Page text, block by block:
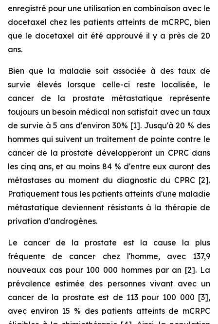
enregistré pour une utilisation en combinaison avec le
docetaxel chez les patients atteints de mCRPC, bien
que le docetaxel ait été approuvé il y a près de 20
ans.
Bien que la maladie soit associée à des taux de
survie élevés lorsque celle-ci reste localisée, le
cancer de la prostate métastatique représente
toujours un besoin médical non satisfait avec un taux
de survie à 5 ans d'environ 30% [1]. Jusqu'à 20 % des
hommes qui suivent un traitement de pointe contre le
cancer de la prostate développeront un CPRC dans
les cinq ans, et au moins 84 % d'entre eux auront des
métastases au moment du diagnostic du CPRC [2].
Pratiquement tous les patients atteints d'une maladie
métastatique deviennent résistants à la thérapie de
privation d'androgènes.
Le cancer de la prostate est la cause la plus
fréquente de cancer chez l'homme, avec 137,9
nouveaux cas pour 100 000 hommes par an [2]. La
prévalence estimée des personnes vivant avec un
cancer de la prostate est de 113 pour 100 000 [3],
avec environ 15 % des patients atteints de mCRPC